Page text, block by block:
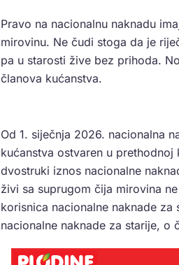
Pravo na nacionalnu naknadu
mirovinu. Ne čudi stoga da je
pa u starosti žive bez prihoda.
članova kućanstva.
Od 1. siječnja 2026. nacionalna
kućanstva ostvaren u
dvostruki iznos nacionalne
živi sa suprugom čija mirovina
korisnica nacionalne naknade
nacionalne naknade za starije, o